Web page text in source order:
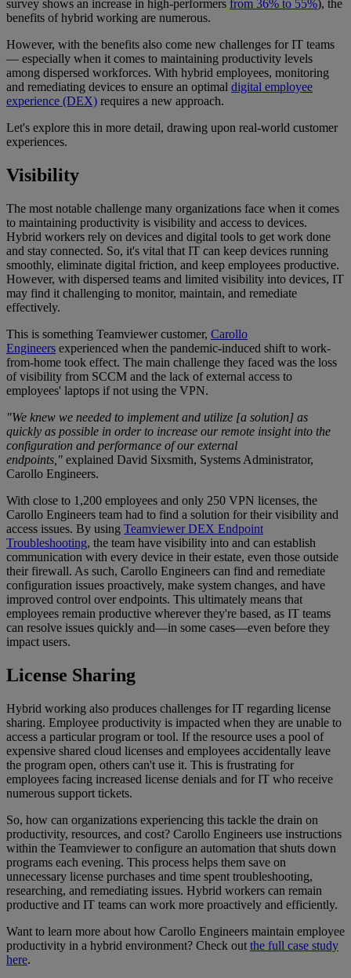
survey shows an increase in high-performers from 36% to 55%), the
benefits of hybrid working are numerous.
However, with the benefits also come new challenges for IT teams
— especially when it comes to maintaining productivity levels
among dispersed workforces. With hybrid employees, monitoring
and remediating devices to ensure an optimal digital employee
experience (DEX) requires a new approach.
Let's explore this in more detail, drawing upon real-world customer
experiences.
Visibility
The most notable challenge many organizations face when it comes
to maintaining productivity is visibility and access to devices.
Hybrid workers rely on devices and digital tools to get work done
and stay connected. So, it's vital that IT can keep devices running
smoothly, eliminate digital friction, and keep employees productive.
However, with dispersed teams and limited visibility into devices, IT
may find it challenging to monitor, maintain, and remediate
effectively.
This is something Teamviewer customer, Carollo
Engineers experienced when the pandemic-induced shift to work-
from-home took effect. The main challenge they faced was the loss
of visibility from SCCM and the lack of external access to
employees' laptops if not using the VPN.
"We knew we needed to implement and utilize [a solution] as
quickly as possible in order to increase our remote insight into the
configuration and performance of our external
endpoints," explained David Sixsmith, Systems Administrator,
Carollo Engineers.
With close to 1,200 employees and only 250 VPN licenses, the
Carollo Engineers team had to find a solution for their visibility and
access issues. By using Teamviewer DEX Endpoint
Troubleshooting, the team have visibility into and can establish
communication with every device in their estate, even those outside
their firewall. As such, Carollo Engineers can find and remediate
configuration issues proactively, make system changes, and have
improved control over endpoints. This ultimately means that
employees remain productive wherever they're based, as IT teams
can resolve issues quickly and—in some cases—even before they
impact users.
License Sharing
Hybrid working also produces challenges for IT regarding license
sharing. Employee productivity is impacted when they are unable to
access a particular program or tool. If the resource uses a pool of
expensive shared cloud licenses and employees accidentally leave
the program open, others can't use it. This is frustrating for
employees facing increased license denials and for IT who receive
numerous support tickets.
So, how can organizations experiencing this tackle the drain on
productivity, resources, and cost? Carollo Engineers use instructions
within the Teamviewer to configure an automation that shuts down
programs each evening. This process helps them save on
unnecessary license purchases and time spent troubleshooting,
researching, and remediating issues. Hybrid workers can remain
productive and IT teams can work more proactively and efficiently.
Want to learn more about how Carollo Engineers maintain employee
productivity in a hybrid environment? Check out the full case study
here.